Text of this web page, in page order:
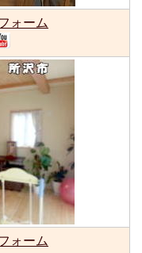
ォーム
ォーム